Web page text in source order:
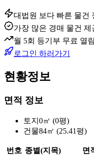
대법원 보다 빠른 물건
가장 많은 경매 물건 제
월 5회 등기부 무료 열
로그인 하러가기
현황정보
면적 정보
토지 0㎡ (0평)
건물84㎡ (25.41평)
번호 종별(지목) 면